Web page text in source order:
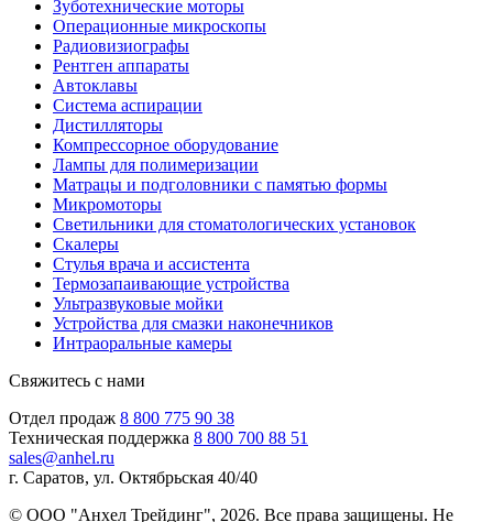
Зуботехнические моторы
Операционные микроскопы
Радиовизиографы
Рентген аппараты
Автоклавы
Система аспирации
Дистилляторы
Компрессорное оборудование
Лампы для полимеризации
Матрацы и подголовники с памятью формы
Микромоторы
Светильники для стоматологических установок
Скалеры
Стулья врача и ассистента
Термозапаивающие устройства
Ультразвуковые мойки
Устройства для смазки наконечников
Интраоральные камеры
Свяжитесь с нами
Отдел продаж 8 800 775 90 38
Техническая поддержка 8 800 700 88 51
sales@anhel.ru
г. Саратов, ул. Октябрьская 40/40
© ООО "Анхел Трейдинг", 2026. Все права защищены. Не